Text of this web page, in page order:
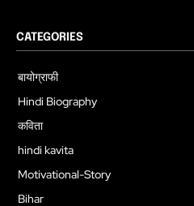
CATEGORIES
बायोग्राफी
Hindi Biography
कविता
hindi kavita
Motivational-Story
Bihar